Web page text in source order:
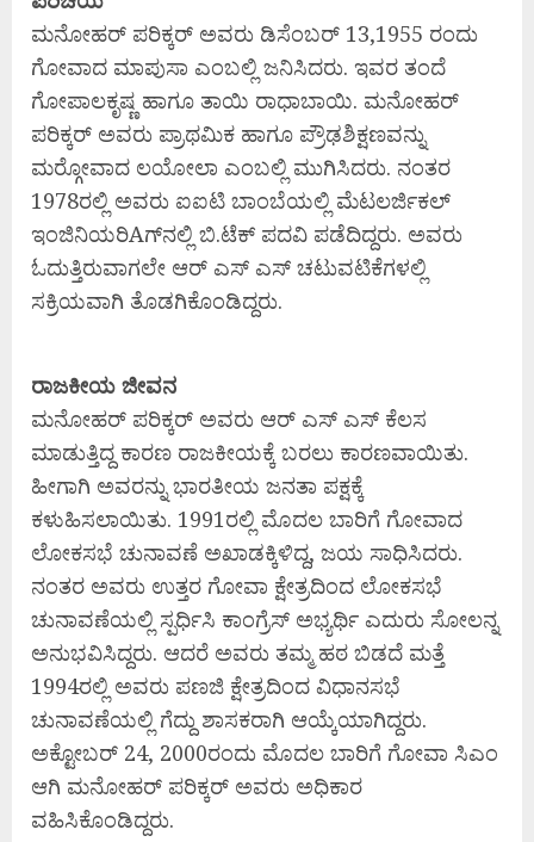
ಮನೋಹರ್‌ ಪರಿಕ್ಕರ್‌ ಅವರು ಡಿಸೆಂಬರ್ 13,1955 ರಂದು
ಗೋವಾದ ಮಾಪುಸಾ ಎಂಬಲ್ಲಿ ಜನಿಸಿದರು. ಇವರ ತಂದೆ
ಗೋಪಾಲಕೃಷ್ಣ ಹಾಗೂ ತಾಯಿ ರಾಧಾಬಾಯಿ. ಮನೋಹರ್‌
ಪರಿಕ್ಕರ್‌ ಅವರು ಪ್ರಾಥಮಿಕ ಹಾಗೂ ಪ್ರೌಢಶಿಕ್ಷಣವನ್ನು
ಮರ‍್ಗೋವಾದ ಲಯೋಲಾ ಎಂಬಲ್ಲಿ ಮುಗಿಸಿದರು. ನಂತರ
1978ರಲ್ಲಿ ಅವರು ಐಐಟಿ ಬಾಂಬೆಯಲ್ಲಿ ಮೆಟಲರ್ಜಿಕಲ್
ಇಂಜಿನಿಯರಿAಗ್‌ನಲ್ಲಿ ಬಿ.ಟೆಕ್ ಪದವಿ ಪಡೆದಿದ್ದರು. ಅವರು
ಓದುತ್ತಿರುವಾಗಲೇ ಆರ್‌ ಎಸ್‌ ಎಸ್‌ ಚಟುವಟಿಕೆಗಳಲ್ಲಿ
ಸಕ್ರಿಯವಾಗಿ ತೊಡಗಿಕೊಂಡಿದ್ದರು.
ರಾಜಕೀಯ ಜೀವನ
ಮನೋಹರ್‌ ಪರಿಕ್ಕರ್‌ ಅವರು ಆರ್‌ ಎಸ್‌ ಎಸ್‌ ಕೆಲಸ
ಮಾಡುತ್ತಿದ್ದ ಕಾರಣ ರಾಜಕೀಯಕ್ಕೆ ಬರಲು ಕಾರಣವಾಯಿತು.
ಹೀಗಾಗಿ ಅವರನ್ನು ಭಾರತೀಯ ಜನತಾ ಪಕ್ಷಕ್ಕೆ
ಕಳುಹಿಸಲಾಯಿತು. 1991ರಲ್ಲಿ ಮೊದಲ ಬಾರಿಗೆ ಗೋವಾದ
ಲೋಕಸಭೆ ಚುನಾವಣೆ ಅಖಾಡಕ್ಕಿಳಿದ್ದ, ಜಯ ಸಾಧಿಸಿದರು.
ನಂತರ ಅವರು ಉತ್ತರ ಗೋವಾ ಕ್ಷೇತ್ರದಿಂದ ಲೋಕಸಭೆ
ಚುನಾವಣೆಯಲ್ಲಿ ಸ್ಪರ್ಧಿಸಿ ಕಾಂಗ್ರೆಸ್ ಅಭ್ಯರ್ಥಿ ಎದುರು ಸೋಲನ್ನ
ಅನುಭವಿಸಿದ್ದರು. ಆದರೆ ಅವರು ತಮ್ಮ ಹಠ ಬಿಡದೆ ಮತ್ತೆ
1994ರಲ್ಲಿ ಅವರು ಪಣಜಿ ಕ್ಷೇತ್ರದಿಂದ ವಿಧಾನಸಭೆ
ಚುನಾವಣೆಯಲ್ಲಿ ಗೆದ್ದು ಶಾಸಕರಾಗಿ ಆಯ್ಕೆಯಾಗಿದ್ದರು.
ಅಕ್ಟೋಬರ್ 24, 2000ರಂದು ಮೊದಲ ಬಾರಿಗೆ ಗೋವಾ ಸಿಎಂ
ಆಗಿ ಮನೋಹರ್ ಪರಿಕ್ಕರ್‌ ಅವರು ಅಧಿಕಾರ
ವಹಿಸಿಕೊಂಡಿದ್ದರು.